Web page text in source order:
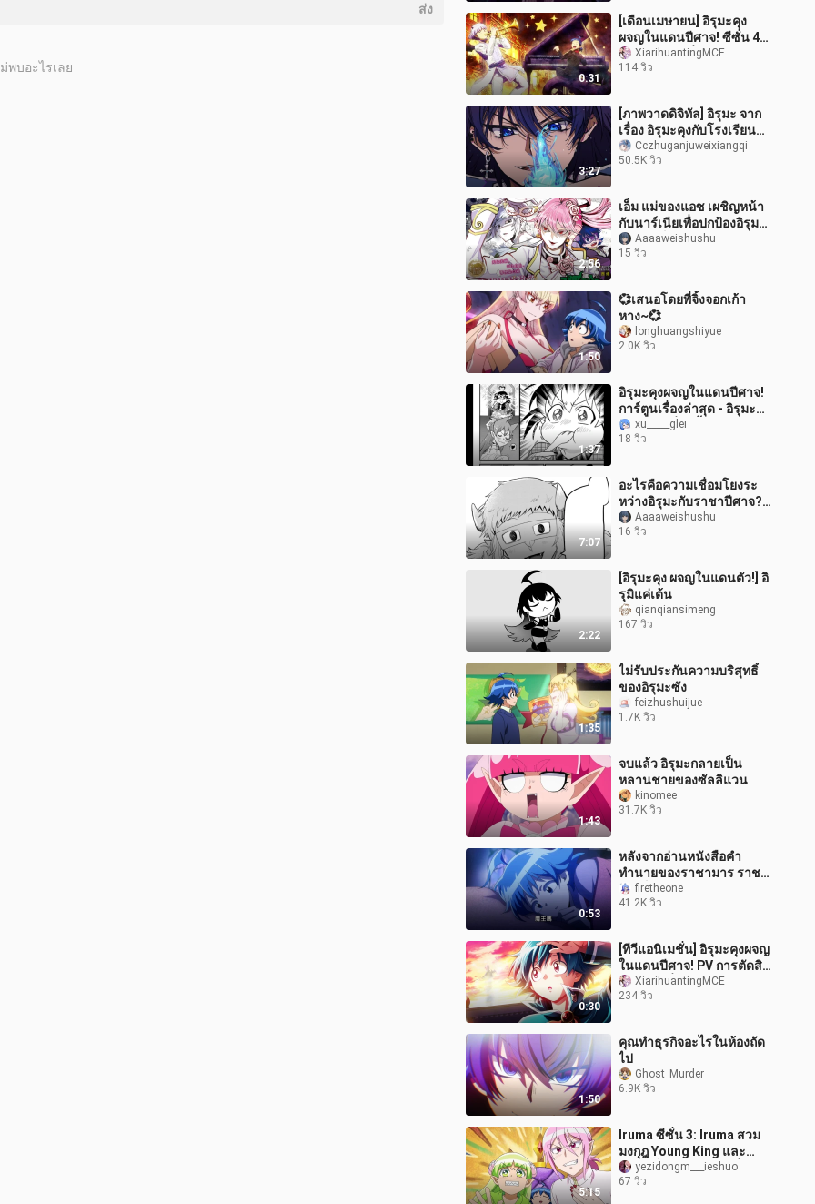
0:31
[เดือนเมษายน] อิรุมะคุง
ผจญในแดนปีศาจ! ซีซั่น 4
ตัวอย่างตอนที่ 8 [ทีมแปล
ภาษา MCE]
XiarihuantingMCE
114 วิว
3:27
[ภาพวาดดิจิทัล] อิรุมะ จาก
เรื่อง อิรุมะคุงกับโรงเรียน
ปิศาจCczhuganjuweixiangqi
50.5K วิว
2:56
เอ็ม แม่ของแอซ เผชิญหน้า
กับนาร์เนียเพื่อปกป้องอิรุมะ
ใครจะเป็นผู้สวมมงกุฎสิบ
สามมงกุฎคนต่อไป?
Aaaaweishushu
15 วิว
1:50
💞เสนอโดยพี่จิ้งจอกเก้า
หาง~💞
longhuangshiyue
2.0K วิว
1:37
อิรุมะคุงผจญในแดนปีศาจ!
การ์ตูนเรื่องล่าสุด - อิรุมะ
และอาเมลี่ทำน้ำตาล
xu_____glei
18 วิว
7:07
อะไรคือความเชื่อมโยงระ
หว่างอิรุมะกับราชาปีศาจ?
[อิรุมะคุงผจญในปีศาจ!] เดา
ตอนจบของมังงะ!
Aaaaweishushu
16 วิว
2:22
[อิรุมะคุง ผจญในแดนตัว!] อิ
รุมิแค่เต้น
qianqiansimeng
167 วิว
1:35
ไม่รับประกันความบริสุทธิ์
ของอิรุมะซัง
feizhushuijue
1.7K วิว
1:43
จบแล้ว อิรุมะกลายเป็น
หลานชายของซัลลิแวน
kinomee
31.7K วิว
0:53
หลังจากอ่านหนังสือคำ
ทำนายของราชามาร ราชา
มารก็คือตัวฉันเอง~
firetheone
41.2K วิว
0:30
[ทีวีแอนิเมชั่น] อิรุมะคุงผจญ
ในแดนปีศาจ! PV การตัดสิน
ใจผลิตซีซั่น 4 [ทีม MCE จีน]
XiarihuantingMCE
234 วิว
1:50
คุณทำธุรกิจอะไรในห้องถัด
ไป
Ghost_Murder
6.9K วิว
5:15
Iruma ซีซั่น 3: Iruma สวม
มงกุฎ Young King และ
กลายเป็นปีศาจระดับที่ 4
และยังเรียกอาจารย์ที่คุ้นเคย
yezidongm___ieshuo
67 วิว
ส่ง
พบอะไรเลย